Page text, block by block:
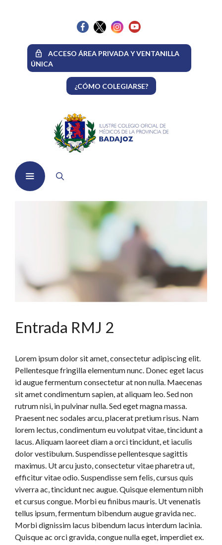
ACCESO ÁREA PRIVADA Y VENTANILLA
ÚNICA
¿CÓMO COLEGIARSE?
Entrada RMJ 2
Lorem ipsum dolor sit amet, consectetur adipiscing elit.
Pellentesque fringilla elementum nunc. Donec eget lacus
id augue fermentum consectetur at non nulla. Maecenas
sit amet condimentum sapien, at aliquam leo. Sed non
rutrum nisi, in pulvinar nulla. Sed eget magna massa.
Praesent nec sodales arcu, placerat pretium risus. Nam
lorem lectus, condimentum eu volutpat vitae, tincidunt a
lacus. Aliquam laoreet diam a orci tincidunt, et iaculis
dolor vestibulum. Suspendisse pellentesque sagittis
maximus. Ut arcu justo, consectetur vitae pharetra ut,
efficitur vitae odio. Suspendisse sem felis, cursus quis
viverra ac, tincidunt nec augue. Quisque elementum nibh
et cursus congue. Morbi eu finibus mauris. Ut venenatis
tellus ipsum, fermentum bibendum augue gravida nec.
Morbi dignissim lacus bibendum lacus interdum lacinia.
Quisque ac orci gravida, congue nulla eget, imperdiet ex.